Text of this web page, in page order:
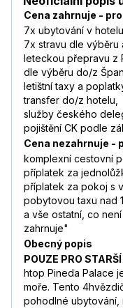
Cena zahrnuje -
7x ubytování v
7x stravu dle výběru
leteckou přepravu z
dle výběru do/z
letištní taxy a
transfer do/z hotelu,
služby českého
pojištění CK podle
Cena nezahrnuje -
komplexní cestovní
příplatek za
příplatek za pokoj s
pobytovou taxu nad
a vše ostatní, co
zahrnuje"
Obecný popis
POUZE PRO
htop Pineda Palace
moře. Tento
pohodlné ubytování,